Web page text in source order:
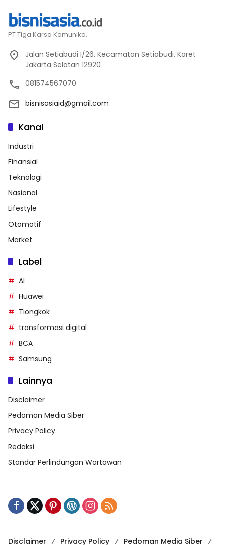
PT Tiga Karsa Komunika.
Jalan Setiabudi I/26, Kecamatan Setiabudi, Karet
Jakarta Selatan 12920
081574567070
bisnisasiaid@gmail.com
Kanal
Industri
Finansial
Teknologi
Nasional
Lifestyle
Otomotif
Market
Label
AI
Huawei
Tiongkok
transformasi digital
BCA
Samsung
Lainnya
Disclaimer
Pedoman Media Siber
Privacy Policy
Redaksi
Standar Perlindungan Wartawan
Disclaimer Privacy Policy Pedoman Media Siber